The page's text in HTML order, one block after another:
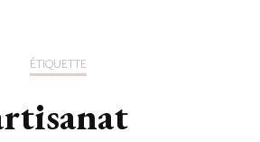
ÉTIQUETTE